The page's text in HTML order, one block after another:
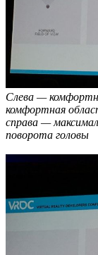
Слева —
комфортная
справа —
поворота головы